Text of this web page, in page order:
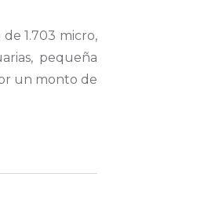
1.703 micro,
pequeña
un monto de